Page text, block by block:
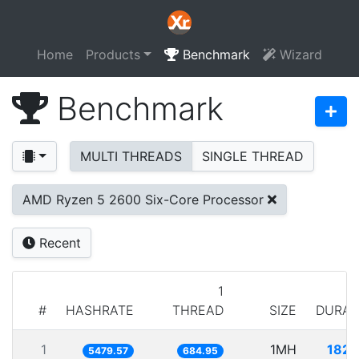
Home Products Benchmark Wizard
Benchmark
MULTI THREADS SINGLE THREAD
AMD Ryzen 5 2600 Six-Core Processor
Recent
# HASHRATE
1
THREAD
SIZE
1 5479.57 684.95 1MH